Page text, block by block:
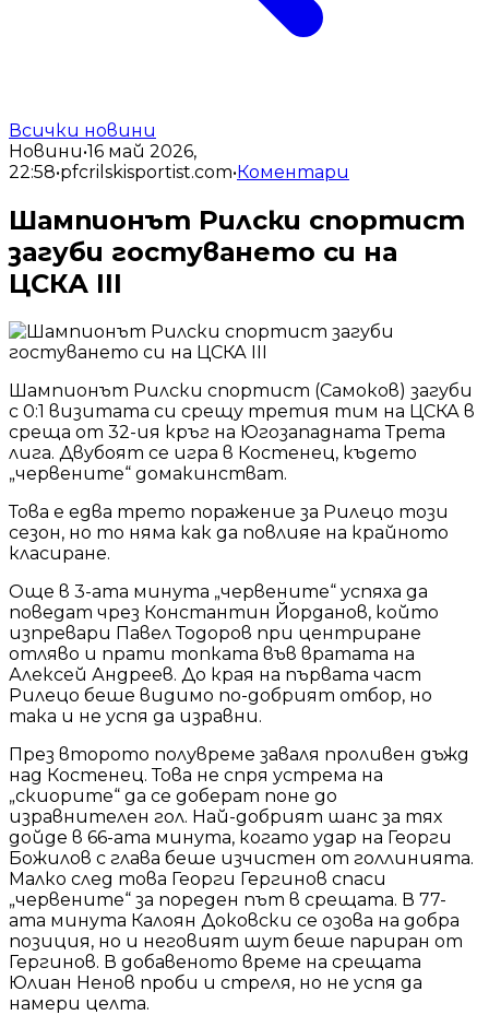
Всички новини
Новини•16 май 2026,
22:58•pfcrilskisportist.com•Коментари
Шампионът Рилски спортист
загуби гостуването си на
ЦСКА III
Шампионът Рилски спортист (Самоков) загуби
с 0:1 визитата си срещу третия тим на ЦСКА в
среща от 32-ия кръг на Югозападната Трета
лига. Двубоят се игра в Костенец, където
„червените“ домакинстват.
Това е едва трето поражение за Рилецо този
сезон, но то няма как да повлияе на крайното
класиране.
Още в 3-ата минута „червените“ успяха да
поведат чрез Константин Йорданов, който
изпревари Павел Тодоров при центриране
отляво и прати топката във вратата на
Алексей Андреев. До края на първата част
Рилецо беше видимо по-добрият отбор, но
така и не успя да изравни.
През второто полувреме заваля проливен дъжд
над Костенец. Това не спря устрема на
„скиорите“ да се доберат поне до
изравнителен гол. Най-добрият шанс за тях
дойде в 66-ата минута, когато удар на Георги
Божилов с глава беше изчистен от голлинията.
Малко след това Георги Гергинов спаси
„червените“ за пореден път в срещата. В 77-
ата минута Калоян Доковски се озова на добра
позиция, но и неговият шут беше париран от
Гергинов. В добавеното време на срещата
Юлиан Ненов проби и стреля, но не успя да
намери целта.